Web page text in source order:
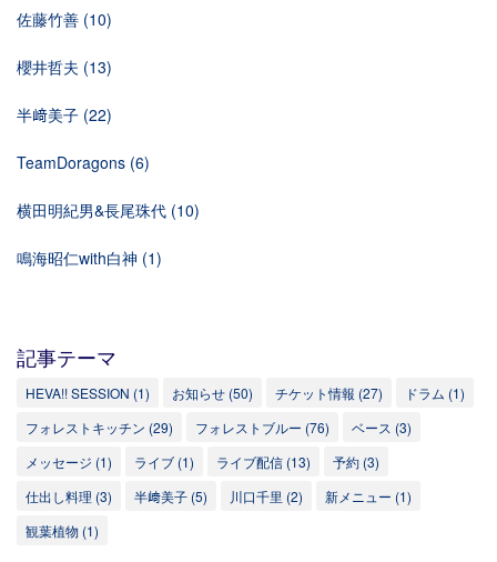
佐藤竹善 (10)
櫻井哲夫 (13)
半﨑美子 (22)
TeamDoragons (6)
横田明紀男&長尾珠代 (10)
鳴海昭仁with白神 (1)
記事テーマ
HEVA!! SESSION (1) お知らせ (50) チケット情報 (27) ドラム (1)
フォレストキッチン (29) フォレストブルー (76) ベース (3)
メッセージ (1) ライブ (1) ライブ配信 (13) 予約 (3)
仕出し料理 (3) 半﨑美子 (5) 川口千里 (2) 新メニュー (1)
観葉植物 (1)